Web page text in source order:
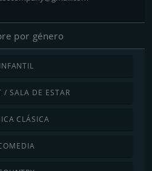
por género
INFANTIL
/ SALA DE ESTAR
CLÁSICA